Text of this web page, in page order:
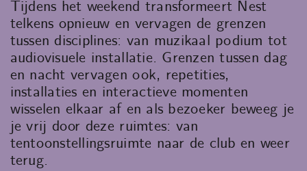
Tijdens het weekend transformeert Nest
telkens opnieuw en vervagen de grenzen
tussen disciplines: van muzikaal podium tot
audiovisuele installatie. Grenzen tussen dag
en nacht vervagen ook, repetities,
installaties en interactieve momenten
wisselen elkaar af en als bezoeker beweeg je
je vrij door deze ruimtes: van
tentoonstellingsruimte naar de club en weer
terug.